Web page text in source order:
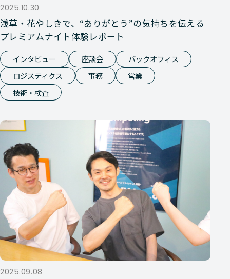
2025.10.30
浅草・花やしきで、“ありがとう”の気持ちを伝える
プレミアムナイト体験レポート
インタビュー 座談会
バックオフィス
ロジスティクス
事務
営業
技術・検査
2025.09.08